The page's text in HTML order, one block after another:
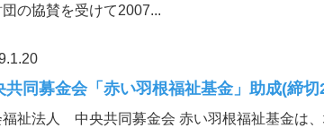
の協賛を受けて2007...
共同募金会「赤い羽根福祉基金」助成(締切
福祉法人 中央共同募金会 赤い羽根福祉基金は